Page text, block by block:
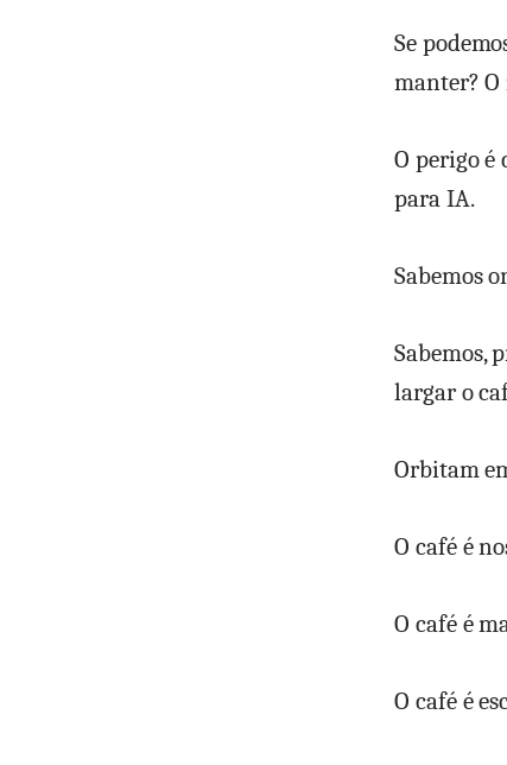
Se
manter? O
O perigo é
para IA.
Sabemos
Sabemos,
largar o
Orbitam
O café é
O café é
O café é